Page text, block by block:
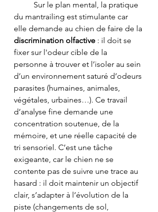
du mantrailing est stimulante car
elle demande au chien de faire de la
discrimination olfactive : il doit se
fixer sur l'odeur cible de la
personne à trouver et l’isoler au sein
d’un environnement saturé d’odeurs
parasites (humaines, animales,
végétales, urbaines…). Ce travail
d’analyse fine demande une
concentration soutenue, de la
mémoire, et une réelle capacité de
tri sensoriel. C’est une tâche
exigeante, car le chien ne se
contente pas de suivre une trace au
hasard : il doit maintenir un objectif
clair, s’adapter à l’évolution de la
piste (changements de sol,